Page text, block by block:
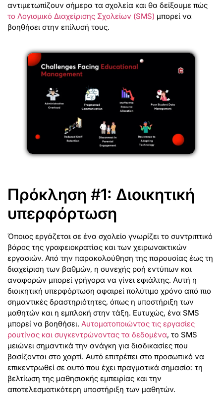
αντιμετωπίζουν σήμερα τα σχολεία και θα δείξουμε πώς
το Λογισμικό Διαχείρισης Σχολείων (SMS) μπορεί να
βοηθήσει στην επίλυσή τους.
Πρόκληση #1: Διοικητική
υπερφόρτωση
Όποιος εργάζεται σε ένα σχολείο γνωρίζει το συντριπτικό
βάρος της γραφειοκρατίας και των χειρωνακτικών
εργασιών. Από την παρακολούθηση της παρουσίας έως τη
διαχείριση των βαθμών, η συνεχής ροή εντύπων και
αναφορών μπορεί γρήγορα να γίνει εφιάλτης. Αυτή η
διοικητική υπερφόρτωση αφαιρεί πολύτιμο χρόνο από πιο
σημαντικές δραστηριότητες, όπως η υποστήριξη των
μαθητών και η εμπλοκή στην τάξη. Ευτυχώς, ένα SMS
μπορεί να βοηθήσει. Αυτοματοποιώντας τις εργασίες
ρουτίνας και συγκεντρώνοντας τα δεδομένα, το SMS
μειώνει σημαντικά την ανάγκη για διαδικασίες που
βασίζονται στο χαρτί. Αυτό επιτρέπει στο προσωπικό να
επικεντρωθεί σε αυτό που έχει πραγματικά σημασία: τη
βελτίωση της μαθησιακής εμπειρίας και την
αποτελεσματικότερη υποστήριξη των μαθητών.